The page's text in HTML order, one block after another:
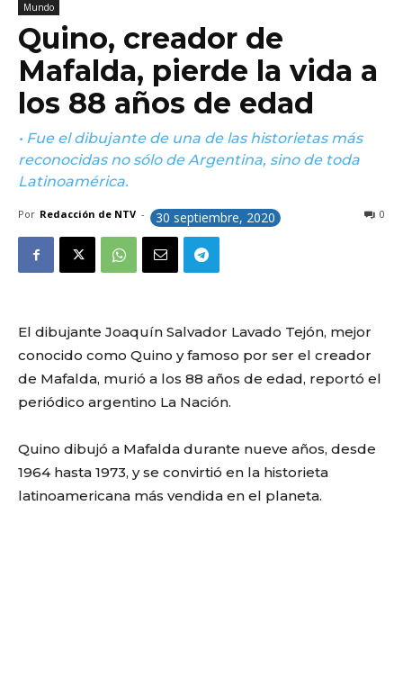
Mundo
Quino, creador de
Mafalda, pierde la vida a
los 88 años de edad
• Fue el dibujante de una de las historietas más
reconocidas no sólo de Argentina, sino de toda
Latinoamérica.
Por Redacción de NTV - 30 septiembre, 2020 0
El dibujante Joaquín Salvador Lavado Tejón, mejor
conocido como Quino y famoso por ser el creador
de Mafalda, murió a los 88 años de edad, reportó el
periódico argentino La Nación.
Quino dibujó a Mafalda durante nueve años, desde
1964 hasta 1973, y se convirtió en la historieta
latinoamericana más vendida en el planeta.